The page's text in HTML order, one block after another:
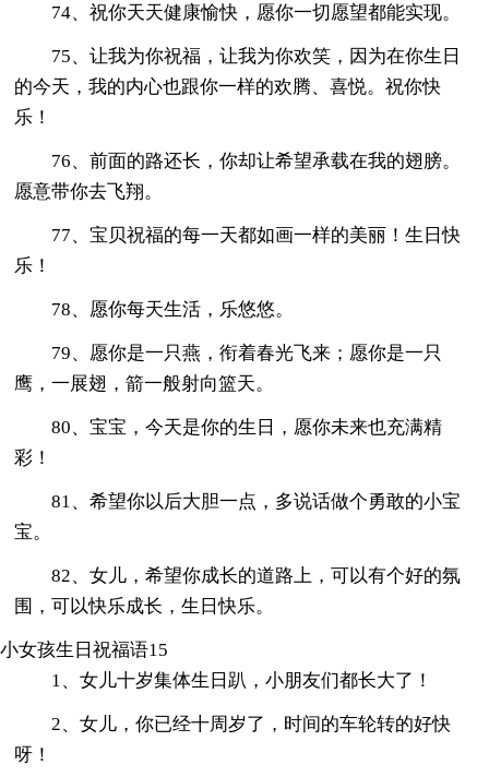
74、祝你天天健康愉快，愿你一切愿望都能实现。
75、让我为你祝福，让我为你欢笑，因为在你生日
的今天，我的内心也跟你一样的欢腾、喜悦。祝你快
乐！
76、前面的路还长，你却让希望承载在我的翅膀。
愿意带你去飞翔。
77、宝贝祝福的每一天都如画一样的美丽！生日快
乐！
78、愿你每天生活，乐悠悠。
79、愿你是一只燕，衔着春光飞来；愿你是一只
鹰，一展翅，箭一般射向篮天。
80、宝宝，今天是你的生日，愿你未来也充满精
彩！
81、希望你以后大胆一点，多说话做个勇敢的小宝
宝。
82、女儿，希望你成长的道路上，可以有个好的氛
围，可以快乐成长，生日快乐。
小女孩生日祝福语15
1、女儿十岁集体生日趴，小朋友们都长大了！
2、女儿，你已经十周岁了，时间的车轮转的好快
呀！